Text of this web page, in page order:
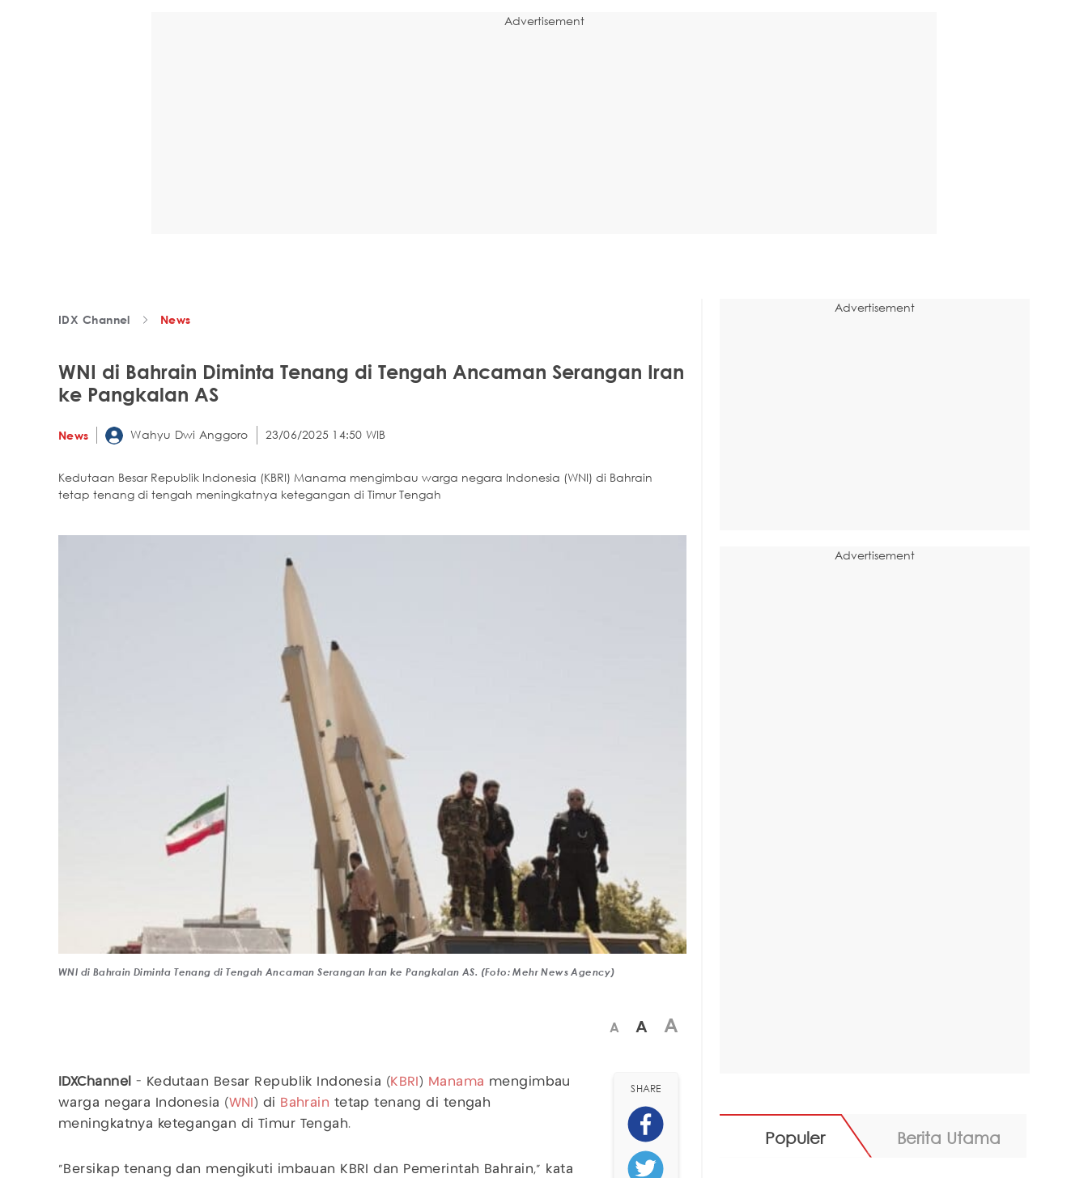
Advertisement
IDX Channel News
WNI di Bahrain Diminta Tenang di Tengah Ancaman Serangan Iran
ke Pangkalan AS
News Wahyu Dwi Anggoro 23/06/2025 14:50 WIB
Kedutaan Besar Republik Indonesia (KBRI) Manama mengimbau warga negara Indonesia (WNI) di Bahrain
tetap tenang di tengah meningkatnya ketegangan di Timur Tengah
WNI di Bahrain Diminta Tenang di Tengah Ancaman Serangan Iran ke Pangkalan AS. (Foto: Mehr News Agency)
A A A
IDXChannel - Kedutaan Besar Republik Indonesia ( KBRI ) Manama mengimbau
warga negara Indonesia (WNI ) di Bahrain tetap tenang di tengah
meningkatnya ketegangan di Timur Tengah.
"Bersikap tenang dan mengikuti imbauan KBRI dan Pemerintah Bahrain," kata
SHARE
Advertisement
Advertisement
Populer Berita Utama